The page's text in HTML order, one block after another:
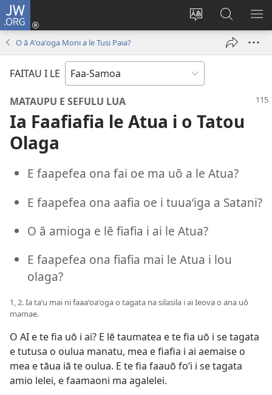
JW.ORG
Sui
gagana
o
le
Log
isi
Suʻe
le
O ā Aʻoaʻoga Moni a le Tusi Paia?
FAITAU I LE
MATAUPU E SEFULU LUA
Ia Faafiafia le Atua i o Tatou
Olaga
E faapefea ona fai oe ma uō a le Atua?
E faapefea ona aafia oe i tuuaʻiga a Satani?
O ā amioga e lē fiafia i ai le Atua?
E faapefea ona fiafia mai le Atua i lou
olaga?
1, 2. Ia taʻu mai ni faaaʻoaʻoga o tagata na silasila i ai Ieova o ana uō
mamae.
O AI e te fia uō i ai? E lē taumatea e te fia uō i se tagata
e tutusa o oulua manatu, mea e fiafia i ai aemaise o
mea e tāua iā te oulua. E te fia faauō foʻi i se tagata
amio lelei, e faamaoni ma agalelei.